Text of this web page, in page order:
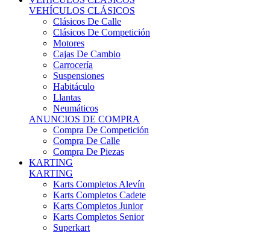
Clásicos De Calle
Clásicos De Competición
Motores
Cajas De Cambio
Carrocería
Suspensiones
Habitáculo
Llantas
Neumáticos
ANUNCIOS DE COMPRA
Compra De Competición
Compra De Calle
Compra De Piezas
KARTING
KARTING
Karts Completos Alevín
Karts Completos Cadete
Karts Completos Junior
Karts Completos Senior
Superkart
Karts Completos Hobbye